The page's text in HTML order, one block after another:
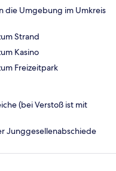
die Umgebung im Umkreis
Strand
Kasino
Freizeitpark
(bei Verstoß ist mit
Junggesellenabschiede